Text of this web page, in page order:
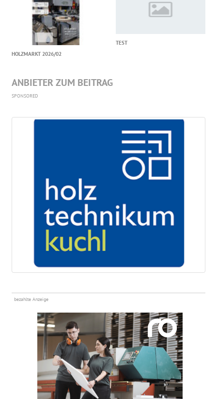
HOLZMARKT 2026/02
TEST
ANBIETER ZUM BEITRAG
SPONSORED
bezahlte Anzeige